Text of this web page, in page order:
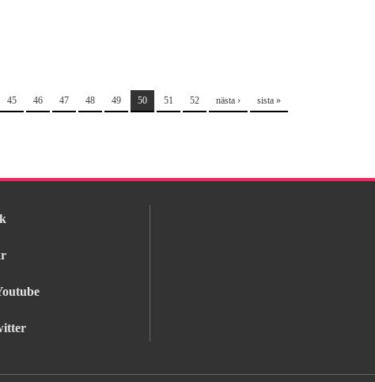
45 46 47 48 49 50 51 52 nästa › sista »